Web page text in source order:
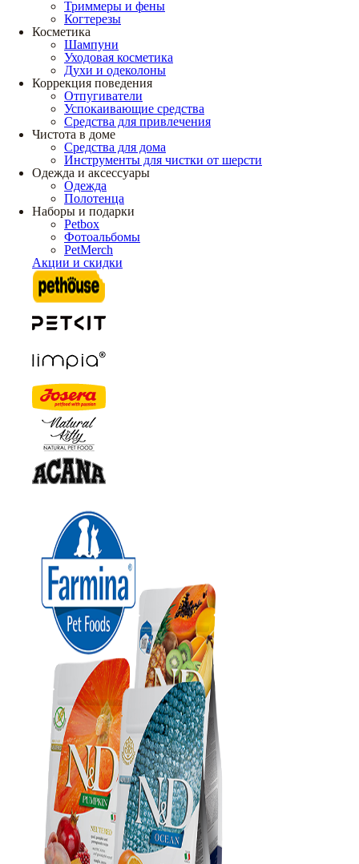
Триммеры и фены
Когтерезы
Косметика
Шампуни
Уходовая косметика
Духи и одеколоны
Коррекция поведения
Отпугиватели
Успокаивающие средства
Средства для привлечения
Чистота в доме
Средства для дома
Инструменты для чистки от шерсти
Одежда и аксессуары
Одежда
Полотенца
Наборы и подарки
Petbox
Фотоальбомы
PetMerch
Акции и скидки